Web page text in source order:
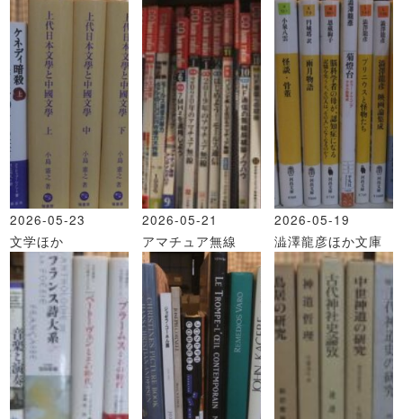
2026-05-23
文学ほか
2026-05-21
アマチュア無線
2026-05-19
澁澤龍彦ほか文庫